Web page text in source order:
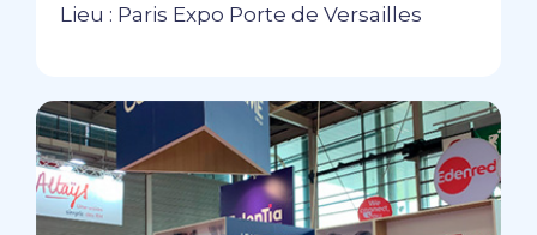
Lieu : Paris Expo Porte de Versailles